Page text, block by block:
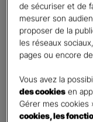
Besoin
l’agence proche de
Votre Agent s’occupe
de sécuriser et de
mesurer son
proposer de la
les réseaux
pages ou encore
Vous avez la
des cookies en
Gérer mes cookies
cookies, les